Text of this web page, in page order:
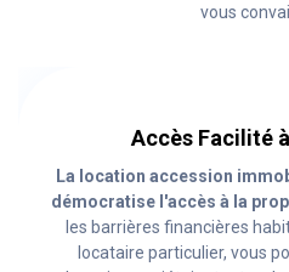
vous
Accès Facilité
La location accession
démocratise l'accès à la
les barrières financières
locataire particulier, vous